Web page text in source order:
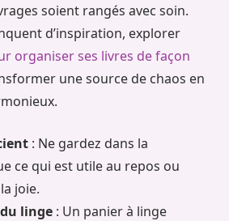
soient rangés avec soin.
d’inspiration, explorer
organiser ses livres de façon
une source de chaos en
: Ne gardez dans la
ce qui est utile au repos ou
joie.
linge : Un panier à linge